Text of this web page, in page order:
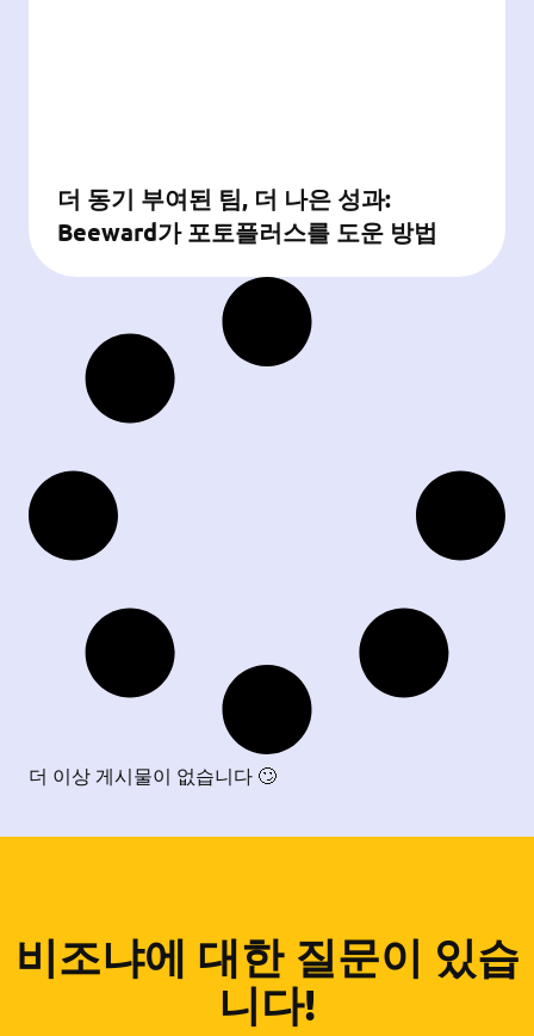
더 동기 부여된 팀, 더 나은 성과:
Beeward가 포토플러스를 도운 방법
더 이상 게시물이 없습니다 🙄
비조냐에 대한 질문이 있습
니다!